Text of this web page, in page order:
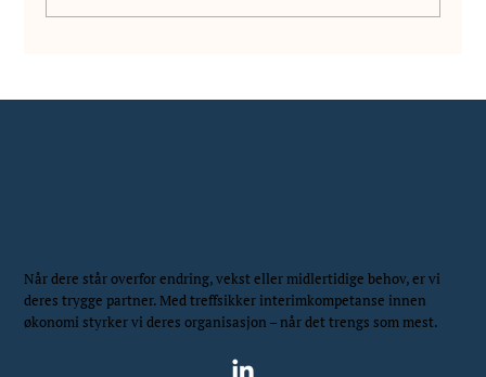
Når dere står overfor endring, vekst eller midlertidige behov, er vi
deres trygge partner. Med treffsikker interimkompetanse innen
økonomi styrker vi deres organisasjon – når det trengs som mest.